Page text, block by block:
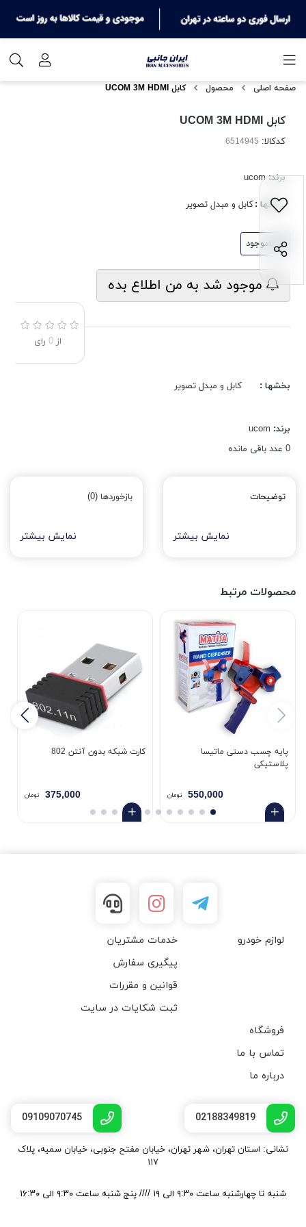
صفحه اصلی محصول کابل UCOM 3M HDMI
کابل UCOM 3M HDMI
کدکالا:
برند:ucom
بخشها :کابل و مبدل تصویر
ناموجود
موجود شد به من اطلاع بده
از 0 رای
بخشها : کابل و مبدل تصویر
برند: ucom
0 عدد باقی مانده
توضیحات
نمایش بیشتر
بازخوردها (0)
نمایش بیشتر
محصولات مرتبط
پایه چسب دستی ماتیسا
پلاستیکی
550,000 تومان
کارت شبکه بدون آنتن 802
375,000 تومان
لوازم خودرو
خدمات مشتریان
پیگیری سفارش
قوانین و مقررات
ثبت شکایات در سایت
فروشگاه
تماس با ما
درباره ما
02188349819
09109070745
نشانی: استان تهران، شهر تهران، خیابان مفتح جنوبی، خیابان سمیه، پلاک
۱۱۷
شنبه تا چهارشنبه ساعت ۹:۳۰ الی ۱۹ //// پنج شنبه ساعت ۹:۳۰ الی ۱۶:۳۰